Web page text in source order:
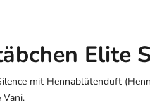
Elite
mit Hennablütenduft
Vani.